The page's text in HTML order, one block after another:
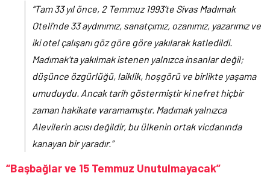
“Tam 33 yıl önce, 2 Temmuz 1993’te Sivas Madımak
Oteli’nde 33 aydınımız, sanatçımız, ozanımız, yazarımız ve
iki otel çalışanı göz göre göre yakılarak katledildi.
Madımak’ta yakılmak istenen yalnızca insanlar değil;
düşünce özgürlüğü, laiklik, hoşgörü ve birlikte yaşama
umuduydu. Ancak tarih göstermiştir ki nefret hiçbir
zaman hakikate varamamıştır. Madımak yalnızca
Alevilerin acısı değildir, bu ülkenin ortak vicdanında
kanayan bir yaradır.”
“Başbağlar ve 15 Temmuz Unutulmayacak”